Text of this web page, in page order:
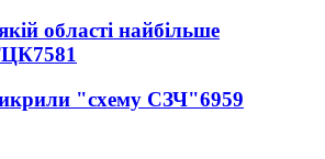
області найбільше
7581
"схему СЗЧ"6959